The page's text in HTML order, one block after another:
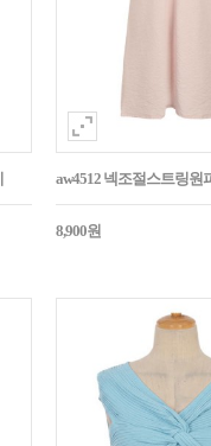
aw4512 넥조절스트링원
8,900원